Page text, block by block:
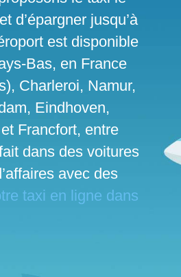
d’épargner jusqu’à
est disponible
Bas, en France
Charleroi, Namur,
Eindhoven,
Francfort, entre
dans des voitures
avec des
taxi en ligne dans